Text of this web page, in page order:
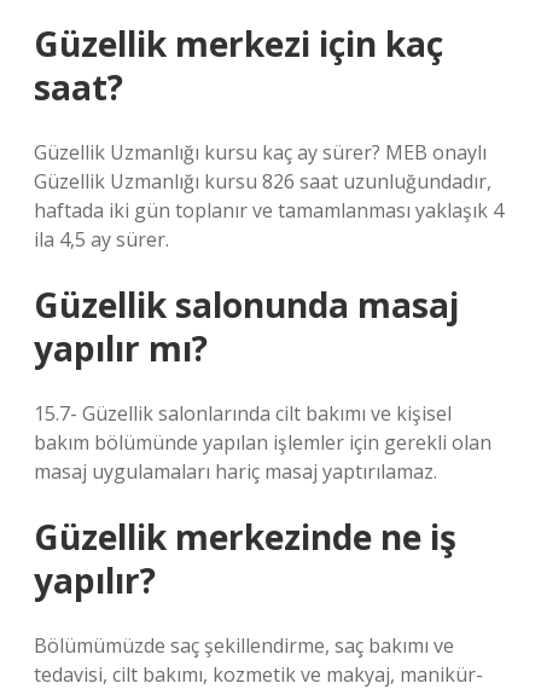
Güzellik merkezi için kaç
saat?
Güzellik Uzmanlığı kursu kaç ay sürer? MEB onaylı
Güzellik Uzmanlığı kursu 826 saat uzunluğundadır,
haftada iki gün toplanır ve tamamlanması yaklaşık 4
ila 4,5 ay sürer.
Güzellik salonunda masaj
yapılır mı?
15.7- Güzellik salonlarında cilt bakımı ve kişisel
bakım bölümünde yapılan işlemler için gerekli olan
masaj uygulamaları hariç masaj yaptırılamaz.
Güzellik merkezinde ne iş
yapılır?
Bölümümüzde saç şekillendirme, saç bakımı ve
tedavisi, cilt bakımı, kozmetik ve makyaj, manikür-